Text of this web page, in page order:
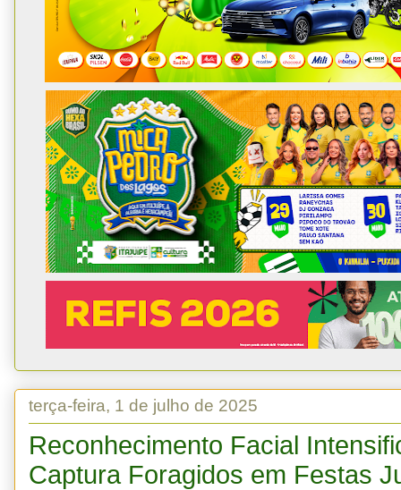
terça-feira, 1 de julho de 2025
Reconhecimento Facial
Captura Foragidos em Festas